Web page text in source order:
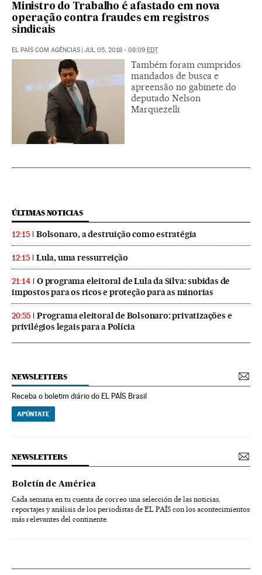
Ministro do Trabalho é afastado em nova
operação contra fraudes em registros
sindicais
EL PAÍS COM AGÊNCIAS | JUL 05, 2018 - 08:09 EDT
Também foram cumpridos
mandados de busca e
apreensão no gabinete do
deputado Nelson
Marquezelli
ÚLTIMAS NOTICIAS
12:15 Bolsonaro, a destruição como estratégia
12:15 Lula, uma ressurreição
21:14
O programa eleitoral de Lula da Silva: subidas de
impostos para os ricos e proteção para as minorias
20:55
Programa eleitoral de Bolsonaro: privatizações e
privilégios legais para a Polícia
NEWSLETTERS
Receba o boletim diário do EL PAÍS Brasil
APÚNTATE
NEWSLETTERS
Boletín de América
Cada semana en tu cuenta de correo una selección de las noticias,
reportajes y análisis de los periodistas de EL PAÍS con los acontecimientos
más relevantes del continente.